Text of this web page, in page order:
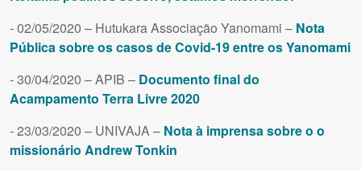
- 02/05/2020 – Hutukara Associação Yanomami – Nota
Pública sobre os casos de Covid-19 entre os Yanomami
- 30/04/2020 – APIB – Documento final do
Acampamento Terra Livre 2020
- 23/03/2020 – UNIVAJA – Nota à imprensa sobre o o
missionário Andrew Tonkin